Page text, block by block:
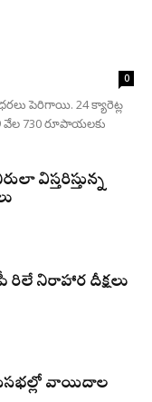
0
పెరిగాయి. 24 క్యారెట్ల
వేల 730 రూపాయలకు
విస్తరిస్తున్న
రిలే నిరాహార దీక్షలు
వాయిదాల